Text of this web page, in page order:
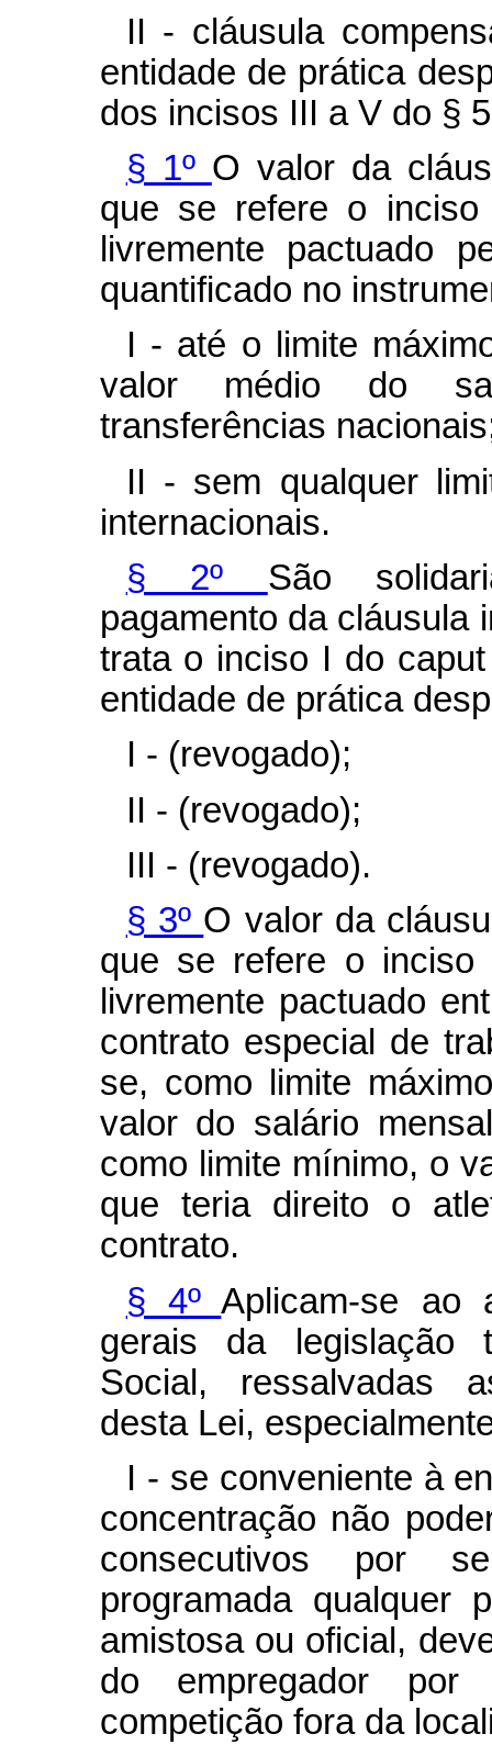
II - cláusula
entidade de prática
dos incisos III a V do §
§ 1º O valor da
que se refere o
livremente pactuado
quantificado no
I - até o limite
valor médio do
transferências
II - sem qualquer
internacionais.
§ 2º São
pagamento da cláusula
trata o inciso I do
entidade de prática
I - (revogado);
II - (revogado);
III - (revogado).
§ 3º O valor da
que se refere o
livremente pactuado
contrato especial de
se, como limite
valor do salário
como limite mínimo, o
que teria direito o
contrato.
§ 4ºAplicam-se ao
gerais da legislação
Social, ressalvadas
desta Lei,
I - se conveniente à
concentração não
consecutivos por
programada qualquer
amistosa ou oficial,
do empregador
competição fora da